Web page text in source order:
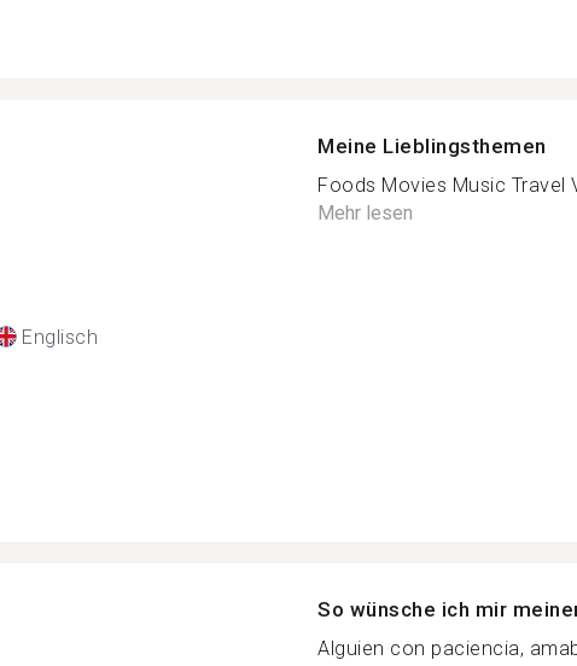
Englisch
Meine Lieblingsthemen
Foods Movies Music
Mehr lesen
So wünsche ich mir
Alguien con paciencia,